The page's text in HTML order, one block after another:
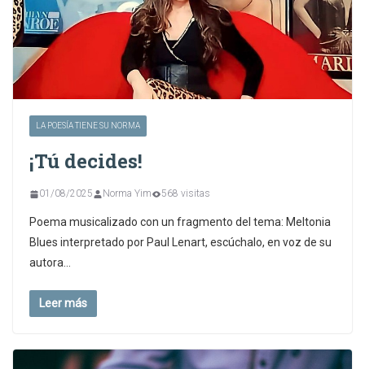
LA POESÍA TIENE SU NORMA
¡Tú decides!
01/08/2025 Norma Yim 568 visitas
Poema musicalizado con un fragmento del tema: Meltonia
Blues interpretado por Paul Lenart, escúchalo, en voz de su
autora…
Leer más